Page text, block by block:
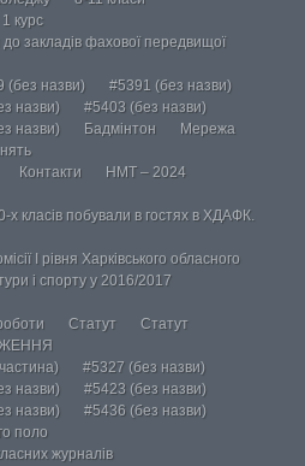
1 курс
закладів фахової передвищої
(без назви)
#5391 (без назви)
назви)
#5403 (без назви)
назви) Бадмінтон
Мережа
Контакти
НМТ – 2024
х класів побували в гостях в ХДАФК.
І рівня Харківського обласного
і спорту у 2016/2017
Статут
Статут
#5327 (без назви)
назви)
#5423 (без назви)
назви)
#5436 (без назви)
поло
журналів